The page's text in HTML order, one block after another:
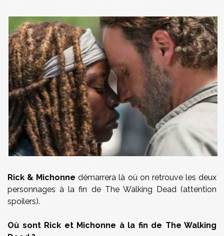
Rick & Michonne démarrera là où on retrouve les deux
personnages à la fin de The Walking Dead (attention
spoilers).
Où sont Rick et Michonne à la fin de The Walking